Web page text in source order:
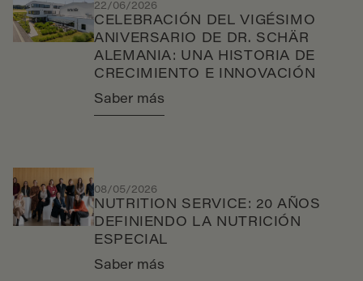
22/06/2026
CELEBRACIÓN DEL VIGÉSIMO
ANIVERSARIO DE DR. SCHÄR
ALEMANIA: UNA HISTORIA DE
CRECIMIENTO E INNOVACIÓN
Saber más
08/05/2026
NUTRITION SERVICE: 20 AÑOS
DEFINIENDO LA NUTRICIÓN
ESPECIAL
Saber más